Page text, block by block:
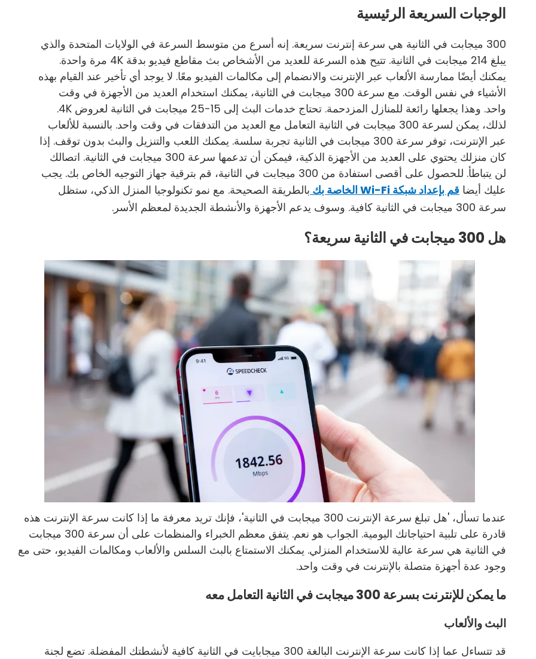
الوجبات السريعة الرئيسية
300 ميجابت في الثانية هي سرعة إنترنت سريعة. إنه أسرع من متوسط ​​السرعة في الولايات المتحدة والذي
يبلغ 214 ميجابت في الثانية. تتيح هذه السرعة للعديد من الأشخاص بث مقاطع فيديو بدقة 4K مرة واحدة.
يمكنك أيضًا ممارسة الألعاب عبر الإنترنت والانضمام إلى مكالمات الفيديو معًا. لا يوجد أي تأخير عند القيام بهذه
الأشياء في نفس الوقت. مع سرعة 300 ميجابت في الثانية، يمكنك استخدام العديد من الأجهزة في وقت
واحد. وهذا يجعلها رائعة للمنازل المزدحمة. تحتاج خدمات البث إلى 15-25 ميجابت في الثانية لعروض 4K.
لذلك، يمكن لسرعة 300 ميجابت في الثانية التعامل مع العديد من التدفقات في وقت واحد. بالنسبة للألعاب
عبر الإنترنت، توفر سرعة 300 ميجابت في الثانية تجربة سلسة. يمكنك اللعب والتنزيل والبث بدون توقف. إذا
كان منزلك يحتوي على العديد من الأجهزة الذكية، فيمكن أن تدعمها سرعة 300 ميجابت في الثانية. اتصالك
لن يتباطأ. للحصول على أقصى استفادة من 300 ميجابت في الثانية، قم بترقية جهاز التوجيه الخاص بك. يجب
عليك أيضا قم بإعداد شبكة Wi-Fi الخاصة بك
بالطريقة الصحيحة. مع نمو تكنولوجيا المنزل الذكي، ستظل
سرعة 300 ميجابت في الثانية كافية. وسوف يدعم الأجهزة والأنشطة الجديدة لمعظم الأسر.
هل 300 ميجابت في الثانية سريعة؟
عندما تسأل، 'هل تبلغ سرعة الإنترنت 300 ميجابت في الثانية'، فإنك تريد معرفة ما إذا كانت سرعة الإنترنت هذه
قادرة على تلبية احتياجاتك اليومية. الجواب هو نعم. يتفق معظم الخبراء والمنظمات على أن سرعة 300 ميجابت
في الثانية هي سرعة عالية للاستخدام المنزلي. يمكنك الاستمتاع بالبث السلس والألعاب ومكالمات الفيديو، حتى مع
وجود عدة أجهزة متصلة بالإنترنت في وقت واحد.
ما يمكن للإنترنت بسرعة 300 ميجابت في الثانية التعامل معه
البث والألعاب
قد تتساءل عما إذا كانت سرعة الإنترنت البالغة 300 ميجابايت في الثانية كافية لأنشطتك المفضلة. تضع لجنة